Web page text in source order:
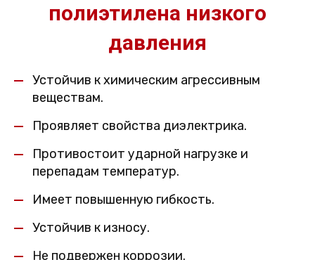
полиэтилена низкого
давления
Устойчив к химическим агрессивным
веществам.
Проявляет свойства диэлектрика.
Противостоит ударной нагрузке и
перепадам температур.
Имеет повышенную гибкость.
Устойчив к износу.
Не подвержен коррозии.